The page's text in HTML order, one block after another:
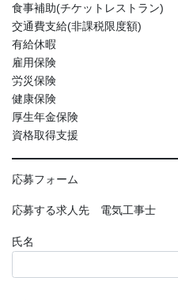
食事補助(チケットレストラン)
交通費支給(非課税限度額)
有給休暇
雇用保険
労災保険
健康保険
厚生年金保険
資格取得支援
応募フォーム
応募する求人先 電気工事士
氏名